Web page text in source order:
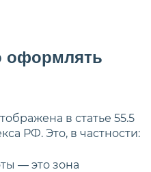
оформлять
в статье 55.5
РФ. Это, в частности:
— это зона